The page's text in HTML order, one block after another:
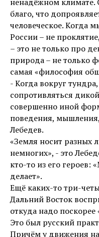
благо, что
человеческое. Когда
России – не
– это не только про
природа – не только
самая «философия
- Когда вокруг
сопротивляться
совершенно иной
поведения,
Лебедев.
«Земля носит разных
немногих», - это
кто-то из его героев:
делает».
Ещё каких-то три-
Дальний Восток
откуда надо поскорее
Это был русский
Причём у движения